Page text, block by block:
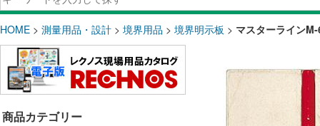
HOME > 測量用品・設計 > 境界用品 > 境界明示板 > マスターライン
商品カテゴリー